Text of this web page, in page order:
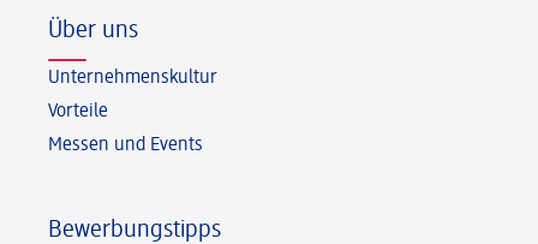
Über uns
Unternehmenskultur
Vorteile
Messen und Events
Bewerbungstipps